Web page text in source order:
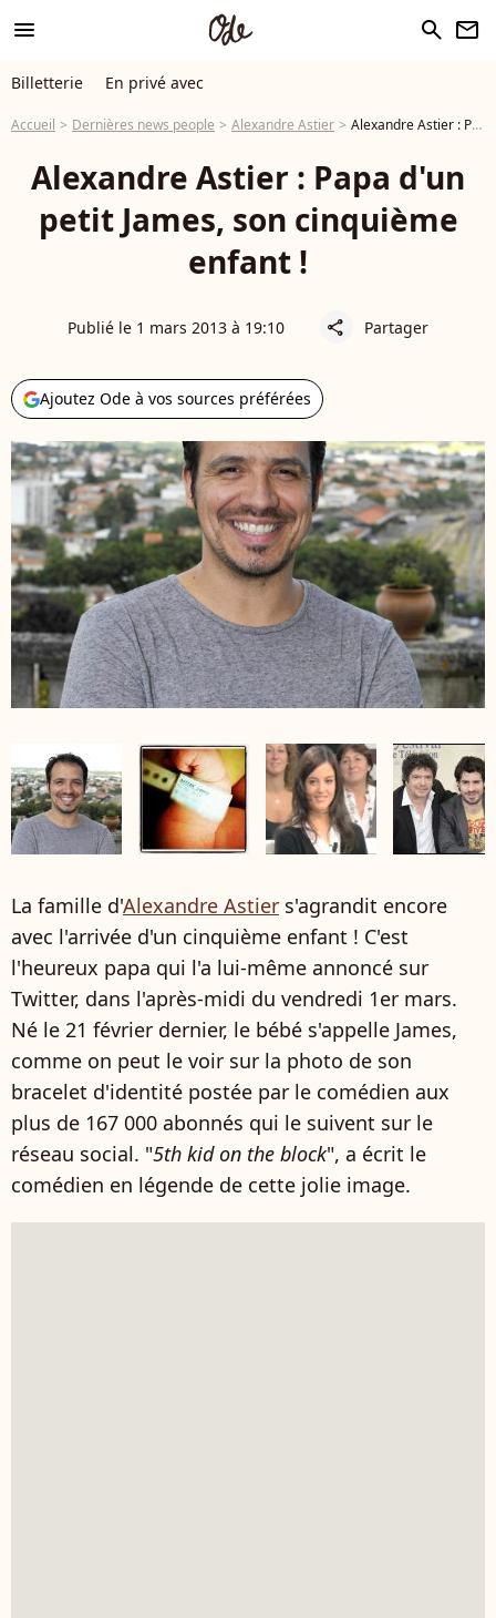
menu search newsletter
Billetterie En privé avec
Accueil Dernières news people Alexandre Astier Alexandre Astier : Papa d'un petit James, son cinquième enfant !
Alexandre Astier : Papa d'un
petit James, son cinquième
enfant !
Publié le 1 mars 2013 à 19:10 share Partager
Ajoutez Ode à vos sources préférées
La famille d'Alexandre Astier s'agrandit encore
avec l'arrivée d'un cinquième enfant ! C'est
l'heureux papa qui l'a lui-même annoncé sur
Twitter, dans l'après-midi du vendredi 1er mars.
Né le 21 février dernier, le bébé s'appelle James,
comme on peut le voir sur la photo de son
bracelet d'identité postée par le comédien aux
plus de 167 000 abonnés qui le suivent sur le
réseau social. "5th kid on the block", a écrit le
comédien en légende de cette jolie image.